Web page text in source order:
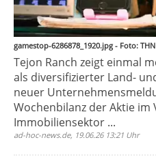
gamestop-6286878_1920.jpg - Foto: THN
Tejon Ranch zeigt einmal
als diversifizierter Land-
neuer
Wochenbilanz der Aktie im
Immobiliensektor ...
ad-hoc-news.de, 19.06.26 13:21 Uhr